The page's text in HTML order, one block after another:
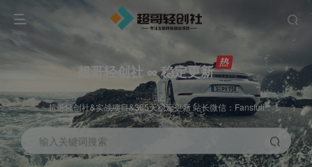
超哥轻创社 ∞ 稳定更新
超哥轻创社&实战项目&365天稳定更新 站长微信：Fansfuli
输入关键词搜索